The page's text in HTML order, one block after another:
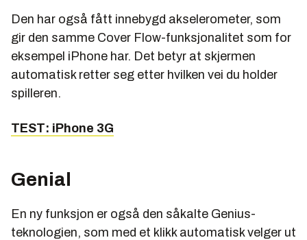
Den har også fått innebygd akselerometer, som
gir den samme Cover Flow-funksjonalitet som for
eksempel iPhone har. Det betyr at skjermen
automatisk retter seg etter hvilken vei du holder
spilleren.
TEST: iPhone 3G
Genial
En ny funksjon er også den såkalte Genius-
teknologien, som med et klikk automatisk velger ut